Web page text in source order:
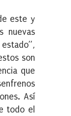
este y
nuevas
son
que
Así
todo el